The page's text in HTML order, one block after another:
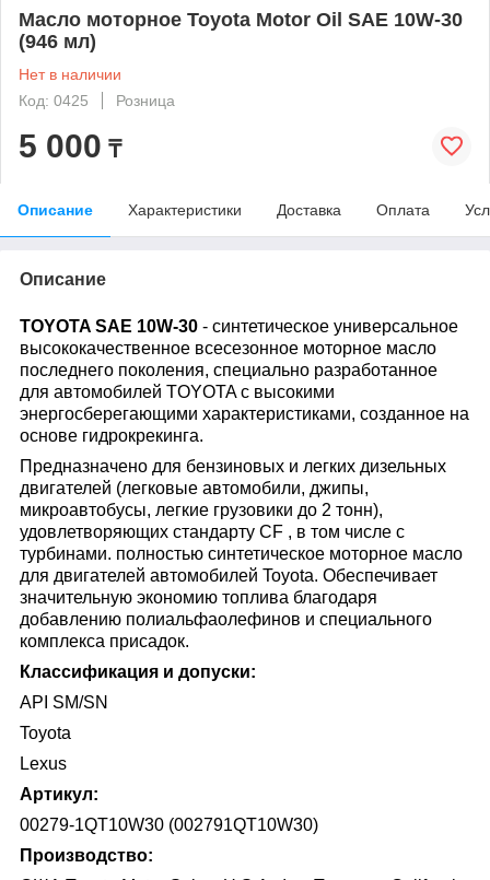
Масло моторное Toyota Motor Oil SAE 10W-30
(946 мл)
Нет в наличии
Код: 0425
Розница
5 000 ₸
Описание Характеристики Доставка Оплата
Описание
TOYOTA SAE 10W-30 - синтетическое универсальное
высококачественное всесезонное моторное масло
последнего поколения, специально разработанное
для автомобилей TOYOTA с высокими
энергосберегающими характеристиками, созданное на
основе гидрокрекинга.
Предназначено для бензиновых и легких дизельных
двигателей (легковые автомобили, джипы,
микроавтобусы, легкие грузовики до 2 тонн),
удовлетворяющих стандарту CF , в том числе с
турбинами. полностью синтетическое моторное масло
для двигателей автомобилей Toyota. Обеспечивает
значительную экономию топлива благодаря
добавлению полиальфаолефинов и специального
комплекса присадок.
Классификация и допуски:
API SМ/SN
Toyota
Lexus
Артикул:
00279-1QT10W30 (002791QT10W30)
Производство: